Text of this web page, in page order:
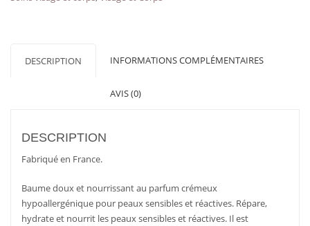
d’ânesse
DESCRIPTION INFORMATIONS COMPLÉMENTAIRES
AVIS (0)
DESCRIPTION
Fabriqué en France.
Baume doux et nourrissant au parfum crémeux
hypoallergénique pour peaux sensibles et réactives. Répare,
hydrate et nourrit les peaux sensibles et réactives. Il est